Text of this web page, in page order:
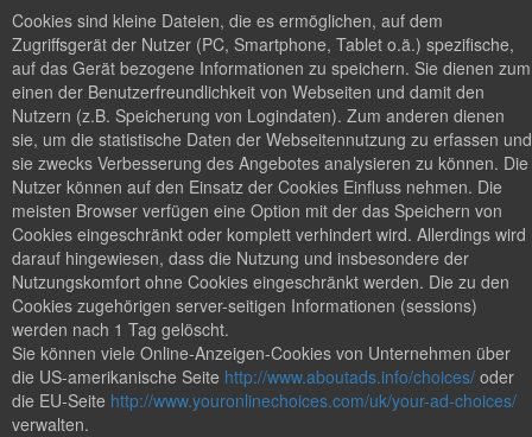
Cookies sind kleine Dateien, die es ermöglichen, auf dem
Zugriffsgerät der Nutzer (PC, Smartphone, Tablet o.ä.) spezifische,
auf das Gerät bezogene Informationen zu speichern. Sie dienen zum
einen der Benutzerfreundlichkeit von Webseiten und damit den
Nutzern (z.B. Speicherung von Logindaten). Zum anderen dienen
sie, um die statistische Daten der Webseitennutzung zu erfassen und
sie zwecks Verbesserung des Angebotes analysieren zu können. Die
Nutzer können auf den Einsatz der Cookies Einfluss nehmen. Die
meisten Browser verfügen eine Option mit der das Speichern von
Cookies eingeschränkt oder komplett verhindert wird. Allerdings wird
darauf hingewiesen, dass die Nutzung und insbesondere der
Nutzungskomfort ohne Cookies eingeschränkt werden. Die zu den
Cookies zugehörigen server-seitigen Informationen (sessions)
werden nach 1 Tag gelöscht.
Sie können viele Online-Anzeigen-Cookies von Unternehmen über
die US-amerikanische Seite http://www.aboutads.info/choices/ oder
die EU-Seite http://www.youronlinechoices.com/uk/your-ad-choices/
verwalten.